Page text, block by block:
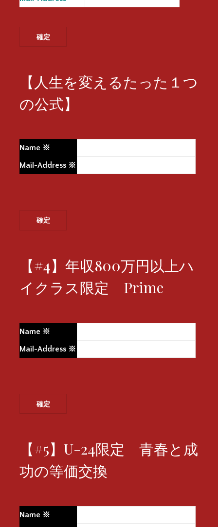
【人生を変えるたった１つ
の公式】
Name ※
Mail-Address ※
【#4】年収800万円以上ハ
イクラス限定 Prime
Name ※
Mail-Address ※
【#5】U-24限定 青春と成
功の等価交換
Name ※